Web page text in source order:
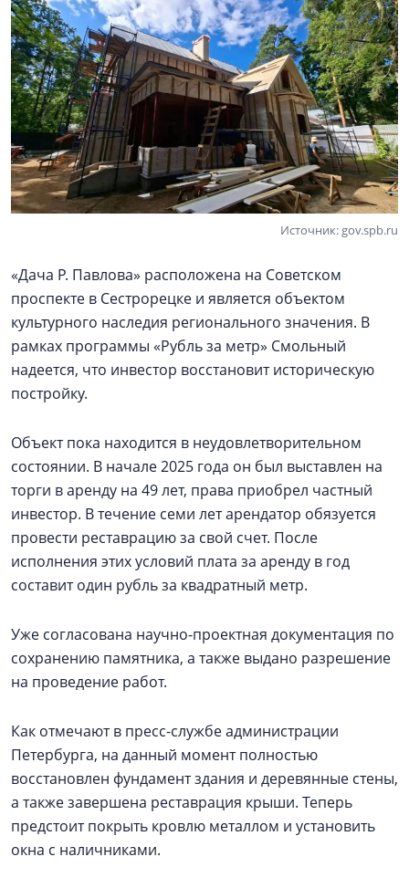
Источник: gov.spb.ru
«Дача Р. Павлова» расположена на Советском
проспекте в Сестрорецке и является объектом
культурного наследия регионального значения. В
рамках программы «Рубль за метр» Смольный
надеется, что инвестор восстановит историческую
постройку.
Объект пока находится в неудовлетворительном
состоянии. В начале 2025 года он был выставлен на
торги в аренду на 49 лет, права приобрел частный
инвестор. В течение семи лет арендатор обязуется
провести реставрацию за свой счет. После
исполнения этих условий плата за аренду в год
составит один рубль за квадратный метр.
Уже согласована научно-проектная документация по
сохранению памятника, а также выдано разрешение
на проведение работ.
Как отмечают в пресс-службе администрации
Петербурга, на данный момент полностью
восстановлен фундамент здания и деревянные стены,
а также завершена реставрация крыши. Теперь
предстоит покрыть кровлю металлом и установить
окна с наличниками.